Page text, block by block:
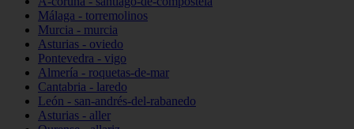
Málaga - torremolinos
Murcia - murcia
Asturias - oviedo
Pontevedra - vigo
Almería - roquetas-de-mar
Cantabria - laredo
León - san-andrés-del-rabanedo
Asturias - aller